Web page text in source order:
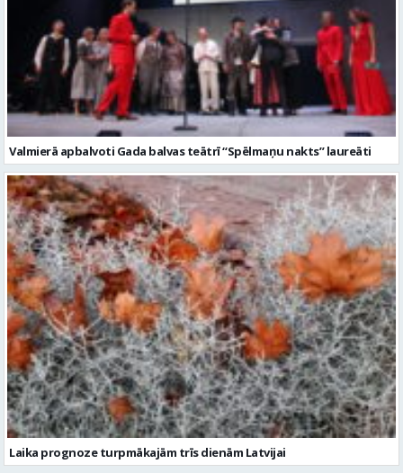
Valmierā apbalvoti Gada balvas teātrī “Spēlmaņu nakts” laureāti
Laika prognoze turpmākajām trīs dienām Latvijai